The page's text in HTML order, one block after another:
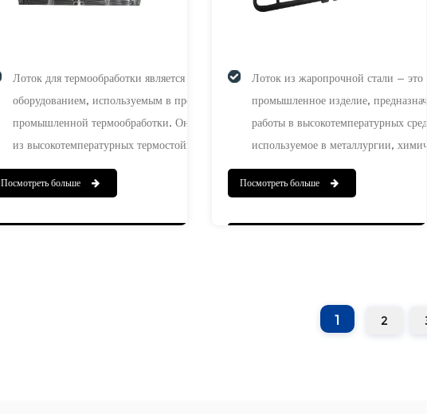
Лоток для термообработки является ключевым
оборудованием, используемым в процессах
промышленной термообработки. Он изготовлен
из высокотемпературных термостойких
материалов, выдерживающих температуры и
химическую среду, гарантируя отсутствие
Посмотреть больше
Лоток из жаропрочной стали — это
промышленное изделие,
работы в высокотемпературных
используемое в металлургии,
промышленности, термической
других областях. Он изготовлен из
обладает хорошей механической
Посмотреть больше
1 2